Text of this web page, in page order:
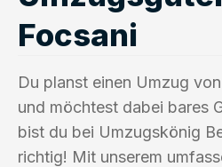
Focsani
Du planst einen Umzug
und möchtest dabei bares
bist du bei Umzugskönig
richtig! Mit unserem